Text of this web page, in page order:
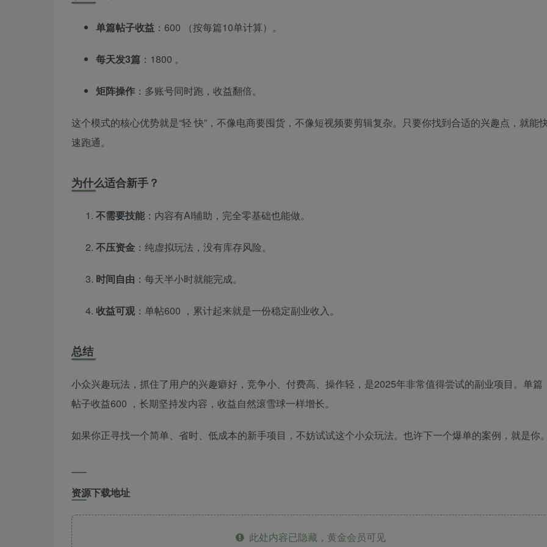
单篇帖子收益 ：600 （按每篇10单计算）。
每天发3篇 ：1800 。
矩阵操作 ：多账号同时跑，收益翻倍。
这个模式的核心优势就是“轻 快”，不像电商要囤货，不像短视频要剪辑复杂。只要你找到合适的兴趣点，就能
速跑通。
为什么适合新手？
不需要技能 ：内容有AI辅助，完全零基础也能做。
不压资金 ：纯虚拟玩法，没有库存风险。
时间自由 ：每天半小时就能完成。
收益可观：单帖600 ，累计起来就是一份稳定副业收入。
总结
小众兴趣玩法，抓住了用户的兴趣癖好，竞争小、付费高、操作轻，是2025年非常值得尝试的副业项目。单篇
帖子收益600 ，长期坚持发内容，收益自然滚雪球一样增长。
如果你正寻找一个简单、省时、低成本的新手项目，不妨试试这个小众玩法。也许下一个爆单的案例，就是你
资源下载地址
此处内容已隐藏，黄金会员可见